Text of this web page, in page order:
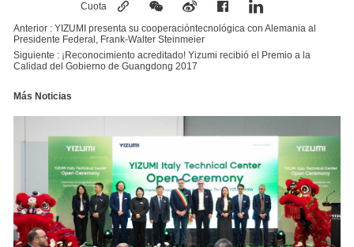
Cuota
Anterior : YIZUMI presenta su cooperacióntecnológica con Alemania al
Presidente Federal, Frank-Walter Steinmeier
Siguiente : ¡Reconocimiento acreditado! Yizumi recibió el Premio a la
Calidad del Gobierno de Guangdong 2017
Más Noticias